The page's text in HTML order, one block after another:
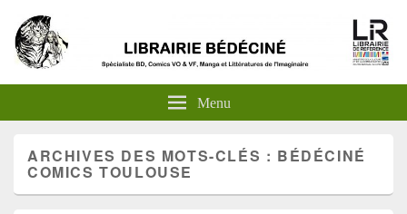
Menu
ARCHIVES DES MOTS-CLÉS : BÉDÉCINÉ
COMICS TOULOUSE